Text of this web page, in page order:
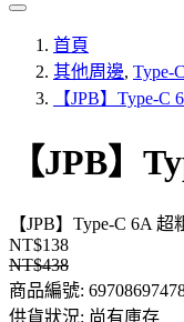
首頁
其他周邊, Type-
【JPB】Type-
【JPB】
【JPB】Type-C 6A
NT$138
NT$438
商品編號:
供貨狀況: 尚有庫存